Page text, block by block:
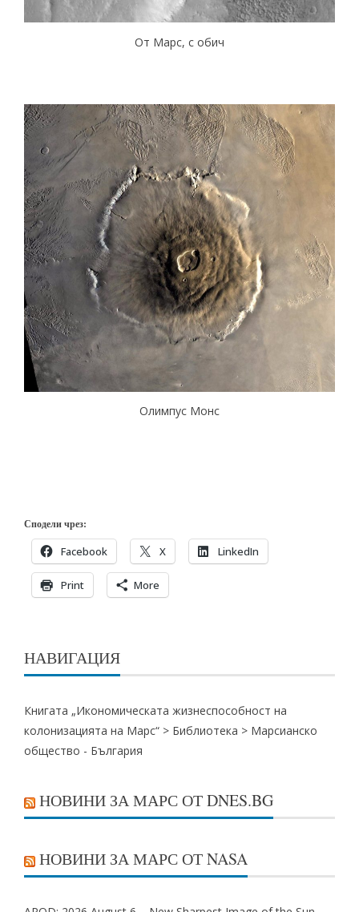
От Марс, с обич
Олимпус Монс
Сподели чрез:
Facebook X LinkedIn
Print More
НАВИГАЦИЯ
Книгата „Икономическата жизнеспособност на
колонизацията на Марс“ > Библиотека > Марсианско
общество - България
НОВИНИ ЗА МАРС ОТ DNES.BG
НОВИНИ ЗА МАРС ОТ NASA